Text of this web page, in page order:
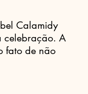
Calamidy
celebração. A
fato de não